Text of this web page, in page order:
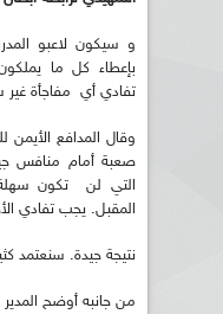
و سيكون لاعبو
بإعطاء كل ما
تفادي أي مفاجأة
وقال المدافع الأيمن
صعبة أمام منافس
التي لن تكون
المقبل. يجب تفادي
نتيجة جيدة. سنعتمد
من جانبه أوضح المدير